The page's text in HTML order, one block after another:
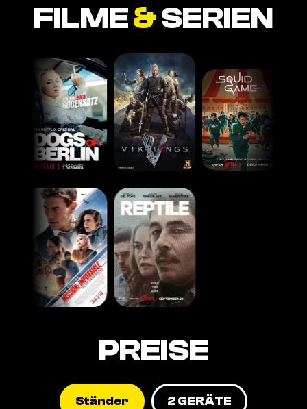
FILME&SERIEN
PREISE
Ständer 2 GERÄTE